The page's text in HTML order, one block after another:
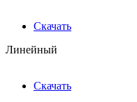
Скачать
Линейный
Скачать